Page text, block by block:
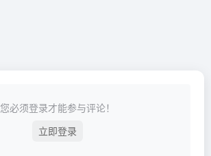
您必须登录才能参与评论！
立即登录